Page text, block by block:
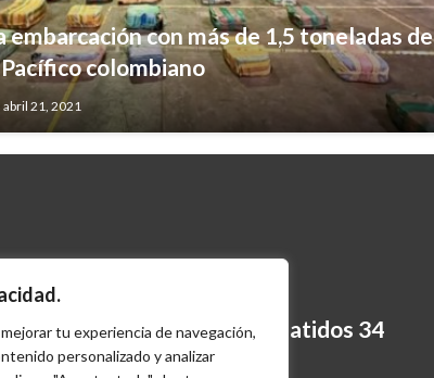
tu experiencia de navegación,
personalizado y analizar
con más de 1,5 toneladas de
colombiano
21, 2021
combates en Corinto; abatidos 34